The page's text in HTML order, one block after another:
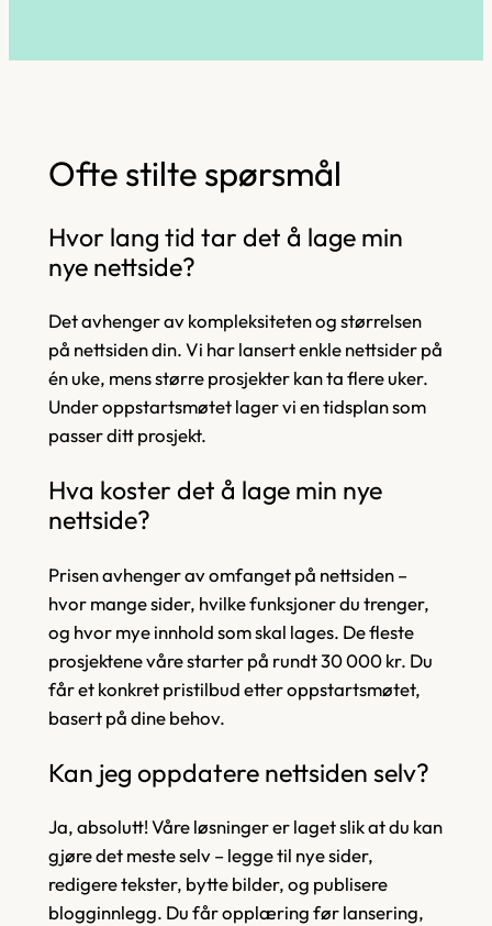
Ofte stilte spørsmål
Hvor lang tid tar det å lage min
nye nettside?
Det avhenger av kompleksiteten og størrelsen
på nettsiden din. Vi har lansert enkle nettsider på
én uke, mens større prosjekter kan ta flere uker.
Under oppstartsmøtet lager vi en tidsplan som
passer ditt prosjekt.
Hva koster det å lage min nye
nettside?
Prisen avhenger av omfanget på nettsiden –
hvor mange sider, hvilke funksjoner du trenger,
og hvor mye innhold som skal lages. De fleste
prosjektene våre starter på rundt 30 000 kr. Du
får et konkret pristilbud etter oppstartsmøtet,
basert på dine behov.
Kan jeg oppdatere nettsiden selv?
Ja, absolutt! Våre løsninger er laget slik at du kan
gjøre det meste selv – legge til nye sider,
redigere tekster, bytte bilder, og publisere
blogginnlegg. Du får opplæring før lansering,